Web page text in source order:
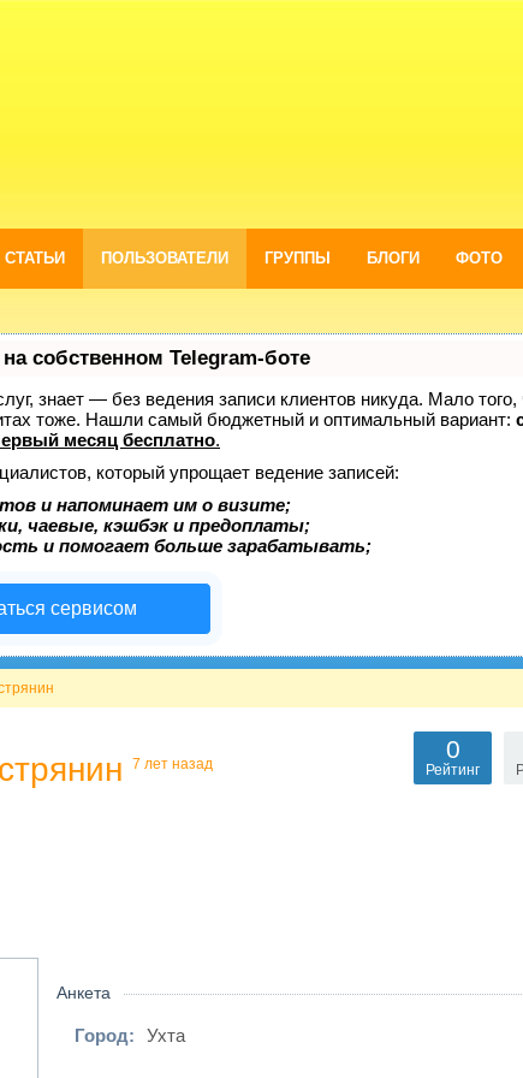
СТАТЬИ ПОЛЬЗОВАТЕЛИ ГРУППЫ БЛОГИ ФОТО
собственном Telegram-боте
знает — без ведения записи клиентов никуда. Мало
тоже. Нашли самый бюджетный и оптимальный вариант:
месяц бесплатно.
который упрощает ведение записей:
и напоминает им о визите;
чаевые, кэшбэк и предоплаты;
и помогает больше зарабатывать;
сервисом
7 лет назад
0
Рейтинг
Анкета
Город: Ухта